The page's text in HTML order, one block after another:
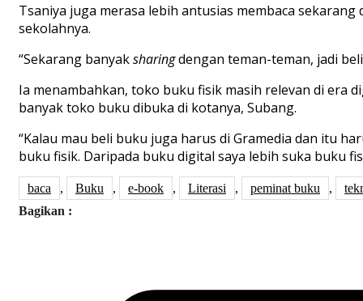
Tsaniya juga merasa lebih antusias membaca sekarang
sekolahnya.
“Sekarang banyaksharingdengan teman-teman, jadi
Ia menambahkan, toko buku fisik masih relevan di era
banyaktoko buku dibuka di kotanya, Subang.
“Kalau mau beli buku juga harus di Gramedia dan itu
buku fisik. Daripada buku digital saya lebih suka buku
baca , Buku , e-book , Literasi , peminat buku ,
Bagikan :